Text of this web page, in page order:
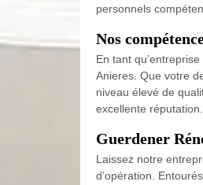
personnels
Nos
En tant
Anieres. Que votre
niveau élevé de
excellente
Guerdener
Laissez notre
d’opération.